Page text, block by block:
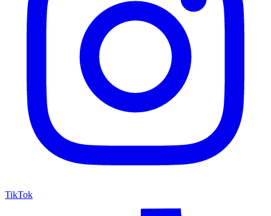
TikTok